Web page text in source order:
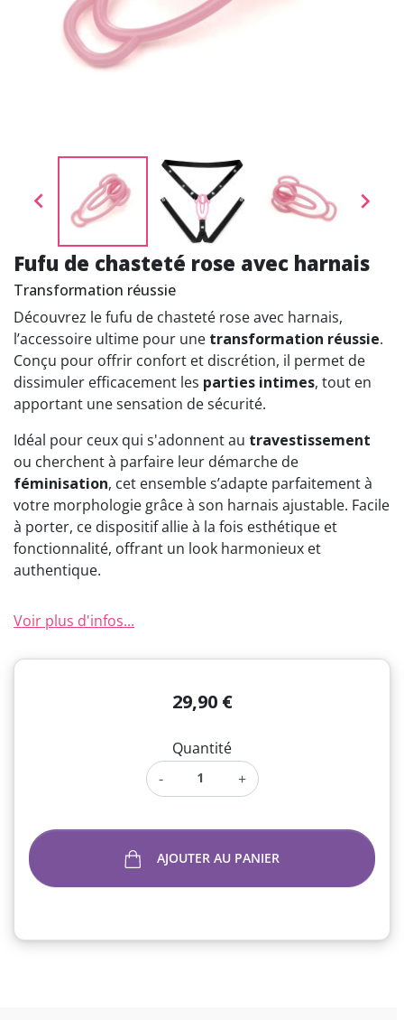
 
Fufu de chasteté rose avec harnais
Transformation réussie
Découvrez le fufu de chasteté rose avec harnais,
l’accessoire ultime pour une transformation réussie.
Conçu pour offrir confort et discrétion, il permet de
dissimuler efficacement les parties intimes, tout en
apportant une sensation de sécurité.
Idéal pour ceux qui s'adonnent au travestissement
ou cherchent à parfaire leur démarche de
féminisation, cet ensemble s’adapte parfaitement à
votre morphologie grâce à son harnais ajustable. Facile
à porter, ce dispositif allie à la fois esthétique et
fonctionnalité, offrant un look harmonieux et
authentique.
Voir plus d'infos...
29,90 €
Quantité
-
+
AJOUTER AU PANIER